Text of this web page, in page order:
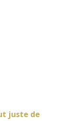
juste de